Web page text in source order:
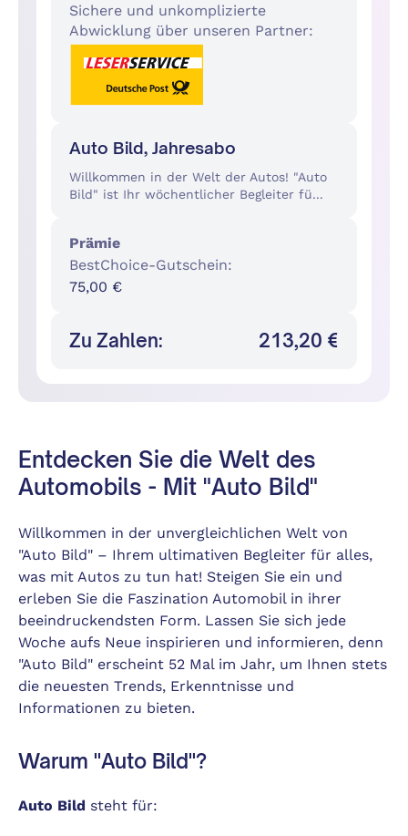
Sichere und unkomplizierte
Abwicklung über unseren Partner:
Auto Bild, Jahresabo
Willkommen in der Welt der Autos! "Auto
Bild" ist Ihr wöchentlicher Begleiter fü...
Prämie
BestChoice-Gutschein:
75,00 €
Zu Zahlen: 213,20 €
Entdecken Sie die Welt des
Automobils - Mit "Auto Bild"
Willkommen in der unvergleichlichen Welt von
"Auto Bild" – Ihrem ultimativen Begleiter für alles,
was mit Autos zu tun hat! Steigen Sie ein und
erleben Sie die Faszination Automobil in ihrer
beeindruckendsten Form. Lassen Sie sich jede
Woche aufs Neue inspirieren und informieren, denn
"Auto Bild" erscheint 52 Mal im Jahr, um Ihnen stets
die neuesten Trends, Erkenntnisse und
Informationen zu bieten.
Warum "Auto Bild"?
Auto Bild steht für: